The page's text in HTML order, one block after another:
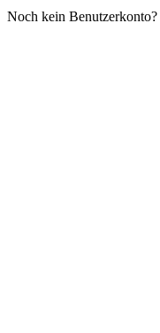
Noch kein Benutzerkonto?